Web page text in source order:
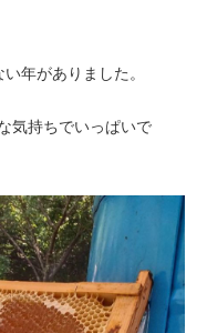
年がありました。
気持ちでいっぱいで